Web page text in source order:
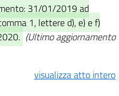
31/01/2019 ad
1, lettere d), e) e f)
(Ultimo aggiornamento
visualizza atto intero